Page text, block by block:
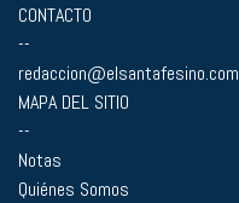
CONTACTO
--
redaccion@elsantafesino.com
MAPA DEL SITIO
--
Notas
Quiénes Somos